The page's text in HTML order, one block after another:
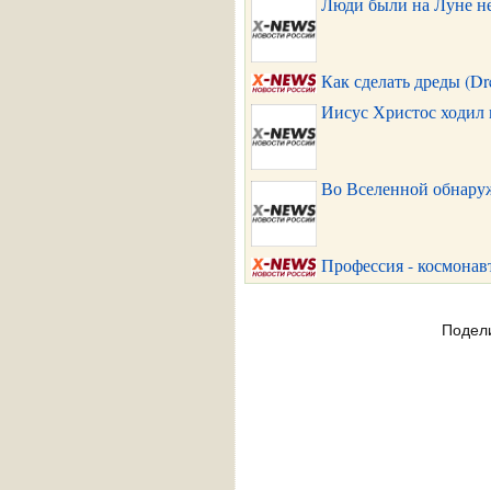
Как сделать дреды
Иисус Христос ходил
Во Вселенной
Профессия -